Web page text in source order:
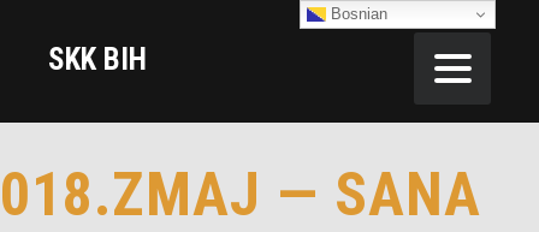
SKK BIH
018.ZMAJ — SANA
Bosnian